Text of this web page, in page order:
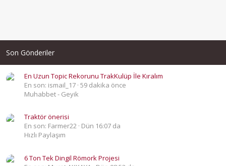
Son Gönderiler
En Uzun Topic Rekorunu TrakKulüp İle Kıralım
En son: ismail_17 59 dakika önce
Muhabbet - Geyik
Traktör önerisi
En son: Farmer22 Dün 16:07 da
Hızlı Paylaşım
6 Ton Tek Dingil Römork Projesi